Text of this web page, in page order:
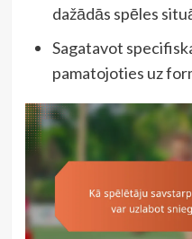
dažādās spēles
Sagatavot
pamatojoties uz